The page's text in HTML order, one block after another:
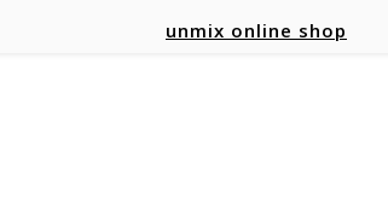
unmix online shop